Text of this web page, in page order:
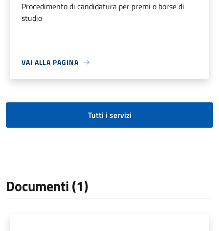
Procedimento di candidatura per premi o borse di
studio
VAI ALLA PAGINA
Tutti i servizi
Documenti (1)